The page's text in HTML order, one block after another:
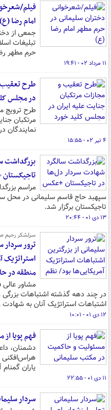
فیلم/
امام رضا (ع)
جمعی از
تبلیغات
حرم مطهر
۱۱ مرداد ۰۲ - ۱۹:۴۱
طرح تعقیب
در مجلس
طرح ترویج
۴ تیر ۰۲ - ۱۵:۵۵
بزرگداشت
مراسم
سپهبد حاج قاسم سلیمانی در محل
تاجیکستان برگزار شد.
۱۳ دی ۰۱ - ۲۰:۴۴
سرلشکر رحیم
ترور سردار
منطقه در
مشاور عالی
در چند دهه گذشته اشتباهات بزرگی
اشتباهات استراتژیک آنان به
۱۲ دی ۰۱ - ۱۰:۰۱
فهم پویا
دشمنان،
هراس‌افکنی
یاران
۱۱ دی ۰۱ - ۲۲:۵۵
سردار